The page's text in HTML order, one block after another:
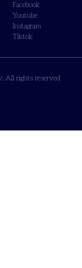
Facebook
Youtube
Instagram
Tiktok
All rights reserved